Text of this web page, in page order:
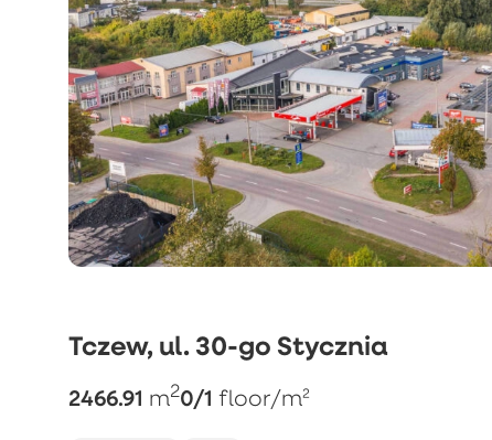
Tczew, ul. 30-go Stycznia
2466.91 m20/1 floor/m²